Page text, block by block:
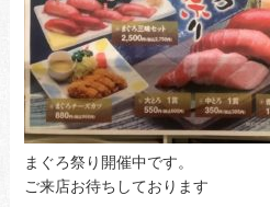
まぐろ祭り開催中です。
ご来店お待ちしております